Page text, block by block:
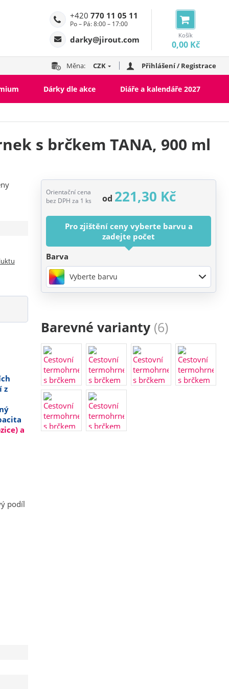
Košík
0,00 Kč
+420 770 11 05 11
Po – Pá: 8:00 – 17:00
darky@jirout.com
Měna: CZK Přihlášení / Registrace
Dárky dle akce Diáře a kalendáře 2027
s brčkem TANA, 900 ml
Orientační cena
bez DPH za 1 ks
od 221,30 Kč
Pro zjištění ceny vyberte barvu a
zadejte počet
Barva
Vyberte barvu
z
a
podíl
Barevné varianty (6)